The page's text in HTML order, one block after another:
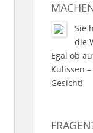
Sie
die
Egal ob
Kulissen
Gesicht!